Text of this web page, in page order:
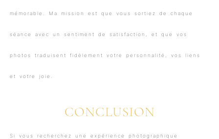
mémorable. Ma mission est que vous sortiez de chaque
séance avec un sentiment de satisfaction, et que vos
photos traduisent fidèlement votre personnalité, vos liens
et votre joie.
CONCLUSION
Si vous recherchez une expérience photographique